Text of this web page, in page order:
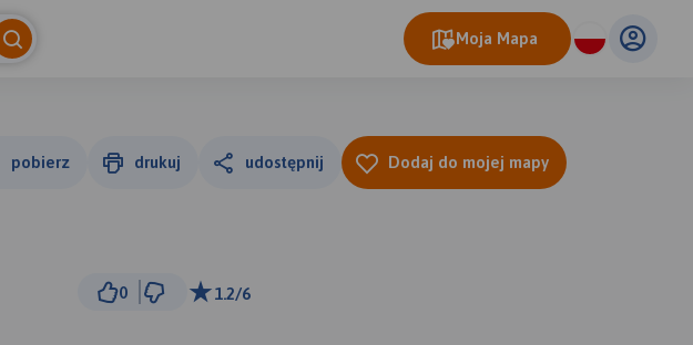
Moja Mapa
pobierz drukuj udostępnij Dodaj do mojej mapy
0 1.2/6